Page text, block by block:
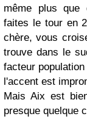
même plus que
faites le tour en
chère, vous
trouve dans le
facteur
l'accent est
Mais Aix est
presque quelque